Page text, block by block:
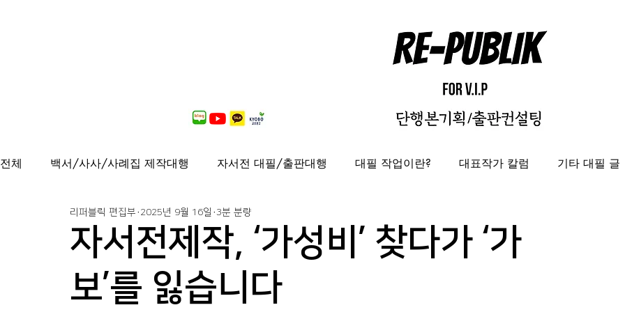
전체 백서/사사/사례집 제작대행 자서전 대필/출판대행 대필 작업이란? 대표작가 칼럼 기타 대필 글
출간도서 안내 연재중 사보/백서 제작대행
가이드북, 샘플북, 자료집 제작 대행 퍼스널브랜딩
자서전제작, ‘가성비’ 찾다가 ‘가
보’를 잃습니다
리퍼블릭 편집부 2025년 9월 16일 3분 분량